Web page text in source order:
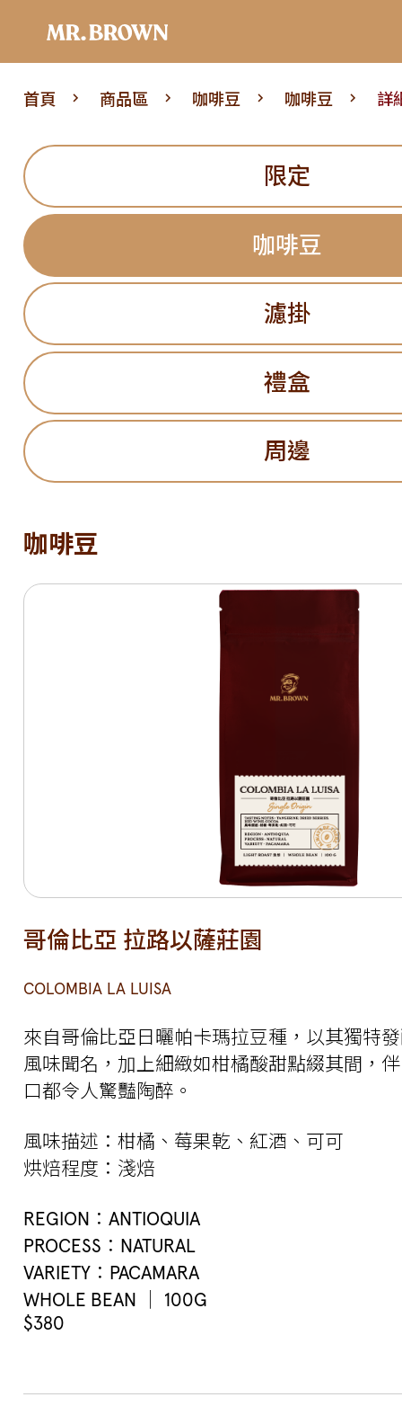
首頁 商品區 咖啡豆 咖啡豆 詳
限定
咖啡豆
濾掛
禮盒
周邊
咖啡豆
哥倫比亞 拉路以薩莊園
COLOMBIA LA LUISA
來自哥倫比亞日曬帕卡瑪拉豆種，以其獨特
風味聞名，加上細緻如柑橘酸甜點綴其間，
口都令人驚豔陶醉。
風味描述：柑橘、莓果乾、紅酒、可可
烘焙程度：淺焙
REGION：ANTIOQUIA
PROCESS：NATURAL
VARIETY：PACAMARA
WHOLE BEAN ｜ 100G
$380